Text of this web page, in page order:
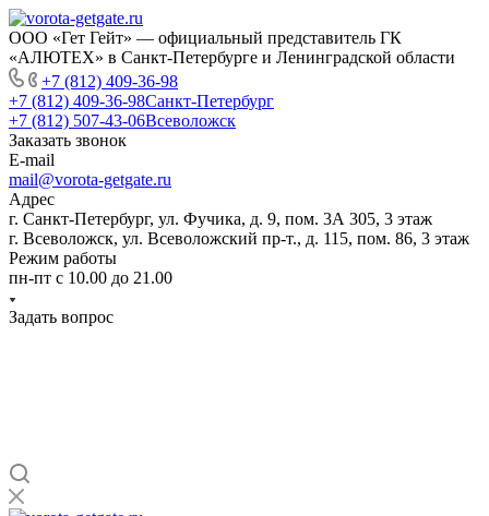
ООО «Гет Гейт» — официальный представитель ГК
«АЛЮТЕХ» в Санкт-Петербурге и Ленинградской области
+7 (812) 409-36-98
+7 (812) 409-36-98Санкт-Петербург
+7 (812) 507-43-06Всеволожск
Заказать звонок
E-mail
mail@vorota-getgate.ru
Адрес
г. Санкт-Петербург, ул. Фучика, д. 9, пом. 3А 305, 3 этаж
г. Всеволожск, ул. Всеволожский пр-т., д. 115, пом. 86, 3 этаж
Режим работы
пн-пт c 10.00 до 21.00
Задать вопрос